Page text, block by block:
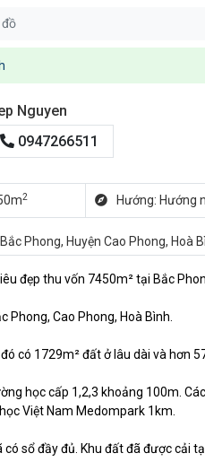
đồ
Nguyen
0947266511
2 Hướng: Hướng
Phong, Huyện Cao Phong, Hoà
đẹp thu vốn 7450m² tại Bắc
Phong, Cao Phong, Hoà Bình.
có 1729m² đất ở lâu dài và hơn
học cấp 1,2,3 khoảng 100m.
Việt Nam Medompark 1km.
có sổ đầy đủ. Khu đất đã được cải